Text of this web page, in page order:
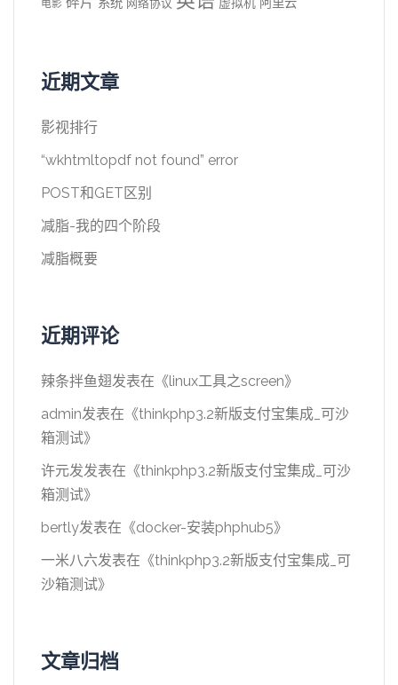
电影 网络协议
近期文章
影视排行
“wkhtmltopdf not found” error
POST和GET区别
减脂-我的四个阶段
减脂概要
近期评论
辣条拌鱼翅发表在《linux工具之screen》
admin发表在《thinkphp3.2新版支付宝集成_可沙
箱测试》
许元发发表在《thinkphp3.2新版支付宝集成_可沙
箱测试》
bertly发表在《docker-安装phphub5》
一米八六发表在《thinkphp3.2新版支付宝集成_可
沙箱测试》
文章归档